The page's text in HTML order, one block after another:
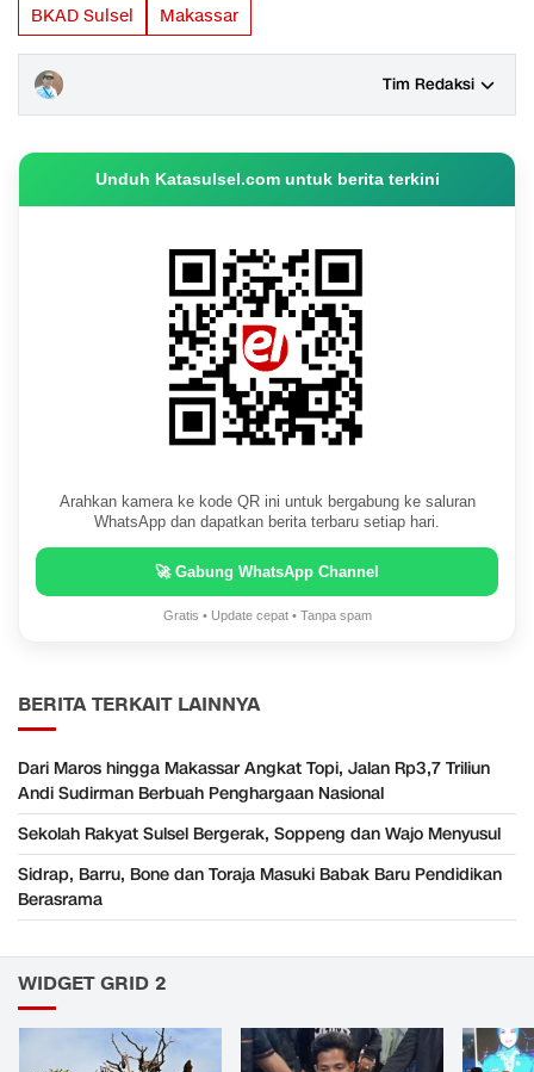
BKAD Sulsel Makassar
Tim Redaksi
Unduh Katasulsel.com untuk berita terkini
Arahkan kamera ke kode QR ini untuk bergabung ke saluran
WhatsApp dan dapatkan berita terbaru setiap hari.
🚀 Gabung WhatsApp Channel
Gratis • Update cepat • Tanpa spam
BERITA TERKAIT LAINNYA
Dari Maros hingga Makassar Angkat Topi, Jalan Rp3,7 Triliun
Andi Sudirman Berbuah Penghargaan Nasional
Sekolah Rakyat Sulsel Bergerak, Soppeng dan Wajo Menyusul
Sidrap, Barru, Bone dan Toraja Masuki Babak Baru Pendidikan
Berasrama
WIDGET GRID 2